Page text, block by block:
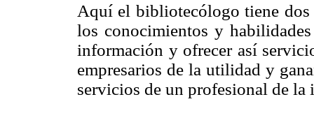
Aquí el bibliotecólogo tiene dos
los conocimientos y
información y ofrecer así
empresarios de la utilidad y
servicios de un profesional de la